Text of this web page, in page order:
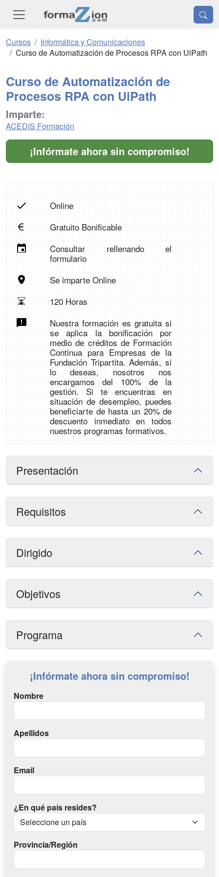
Cursos
Informática y Comunicaciones
Curso de Automatización de Procesos RPA con UiPath
Curso de Automatización de
Procesos RPA con UiPath
Imparte:
ACEDIS Formación
¡Infórmate ahora sin compromiso!
Online
Gratuito Bonificable
Consultar rellenando el
formulario
Se imparte Online
120 Horas
Nuestra formación es gratuita si
se aplica la bonificación por
medio de créditos de Formación
Continua para Empresas de la
Fundación Tripartita. Además, si
lo deseas, nosotros nos
encargamos del 100% de la
gestión. Si te encuentras en
situación de desempleo, puedes
beneficiarte de hasta un 20% de
descuento inmediato en todos
nuestros programas formativos.
Presentación
Requisitos
Dirigido
Objetivos
Programa
¡Infórmate ahora sin compromiso!
Nombre
Apellidos
Email
¿En qué país resides?
Provincia/Región